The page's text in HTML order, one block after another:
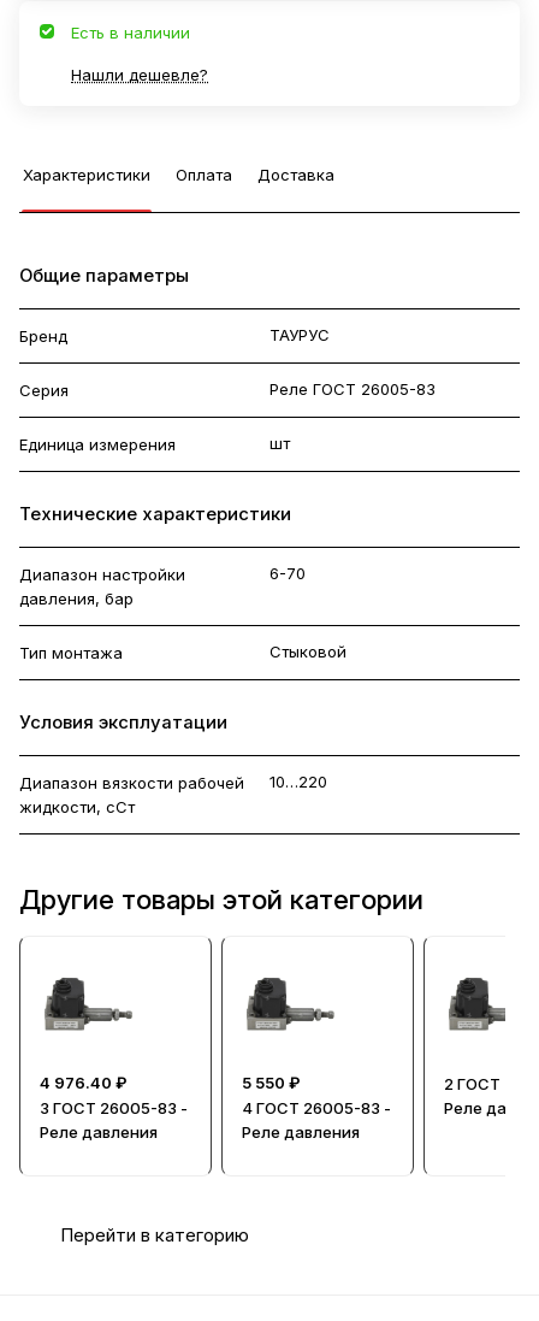
Есть в наличии
Нашли дешевле?
Характеристики Оплата Доставка
Общие параметры
Бренд ТАУРУС
Серия Реле ГОСТ 26005-83
Единица измерения шт
Технические характеристики
Диапазон настройки
давления, бар
6-70
Тип монтажа Стыковой
Условия эксплуатации
Диапазон вязкости рабочей
жидкости, сСт
10…220
Другие товары этой категории
4 976.40 ₽
3 ГОСТ 26005-83 -
Реле давления
5 550 ₽
4 ГОСТ 26005-83 -
Реле давления
2 ГОСТ
Реле
Перейти в категорию